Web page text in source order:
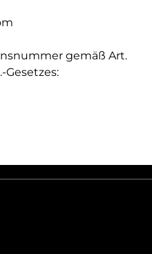
gemäß Art.
Gesetzes: